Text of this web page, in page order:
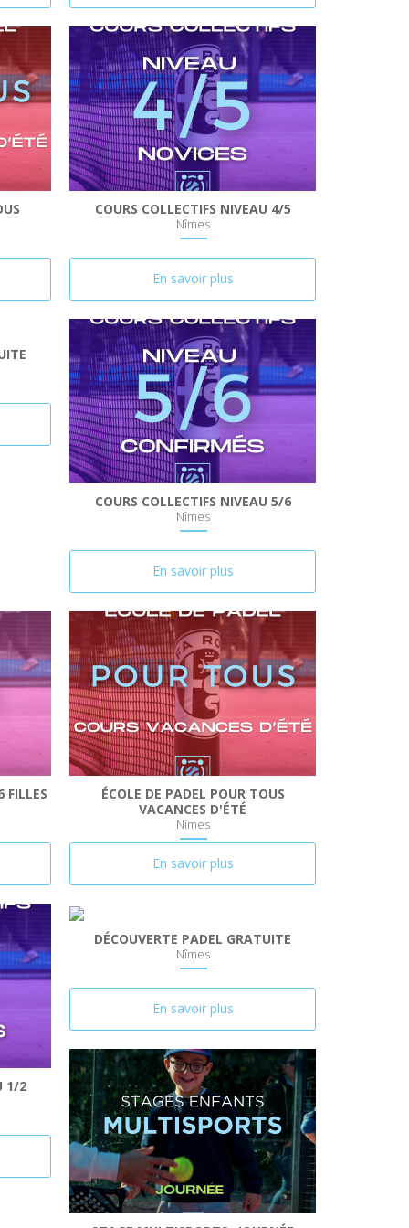
COURS COLLECTIFS NIVEAU 4/5
Nîmes
En savoir plus
COURS COLLECTIFS NIVEAU 5/6
Nîmes
En savoir plus
FILLES
ÉCOLE DE PADEL POUR TOUS
VACANCES D'ÉTÉ
Nîmes
En savoir plus
1/2
DÉCOUVERTE PADEL GRATUITE
Nîmes
En savoir plus